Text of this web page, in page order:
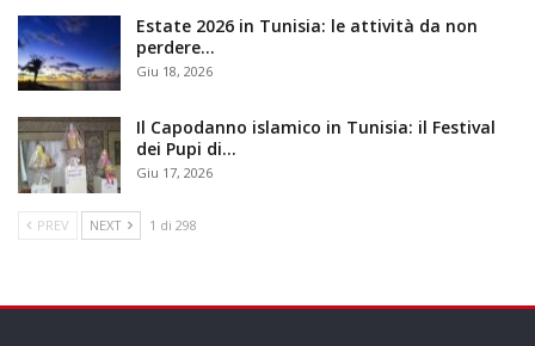
Estate 2026 in Tunisia: le attività da non
perdere…
Giu 18, 2026
Il Capodanno islamico in Tunisia: il Festival
dei Pupi di…
Giu 17, 2026
PREV NEXT 1 di 298